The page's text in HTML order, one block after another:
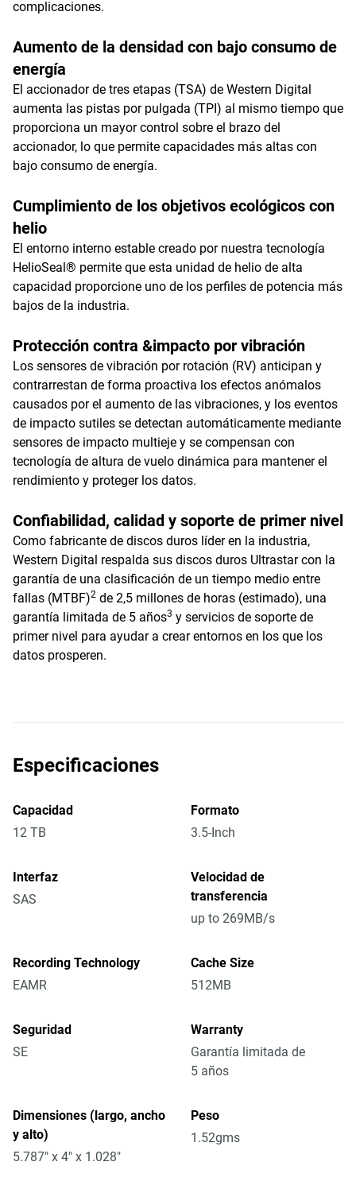
complicaciones.
Aumento de la densidad con bajo consumo de
energía
El accionador de tres etapas (TSA) de Western Digital
aumenta las pistas por pulgada (TPI) al mismo tiempo que
proporciona un mayor control sobre el brazo del
accionador, lo que permite capacidades más altas con
bajo consumo de energía.
Cumplimiento de los objetivos ecológicos con
helio
El entorno interno estable creado por nuestra tecnología
HelioSeal® permite que esta unidad de helio de alta
capacidad proporcione uno de los perfiles de potencia más
bajos de la industria.
Protección contra &impacto por vibración
Los sensores de vibración por rotación (RV) anticipan y
contrarrestan de forma proactiva los efectos anómalos
causados por el aumento de las vibraciones, y los eventos
de impacto sutiles se detectan automáticamente mediante
sensores de impacto multieje y se compensan con
tecnología de altura de vuelo dinámica para mantener el
rendimiento y proteger los datos.
Confiabilidad, calidad y soporte de primer nivel
Como fabricante de discos duros líder en la industria,
Western Digital respalda sus discos duros Ultrastar con la
garantía de una clasificación de un tiempo medio entre
fallas (MTBF)2 de 2,5 millones de horas (estimado), una
garantía limitada de 5 años3 y servicios de soporte de
primer nivel para ayudar a crear entornos en los que los
datos prosperen.
Especificaciones
Capacidad
12 TB
Formato
3.5-Inch
Interfaz
SAS
Velocidad de
transferencia
up to 269MB/s
Recording Technology
EAMR
Cache Size
512MB
Seguridad
SE
Warranty
Garantía limitada de
5 años
Dimensiones (largo, ancho
y alto)
5.787" x 4" x 1.028"
Peso
1.52gms